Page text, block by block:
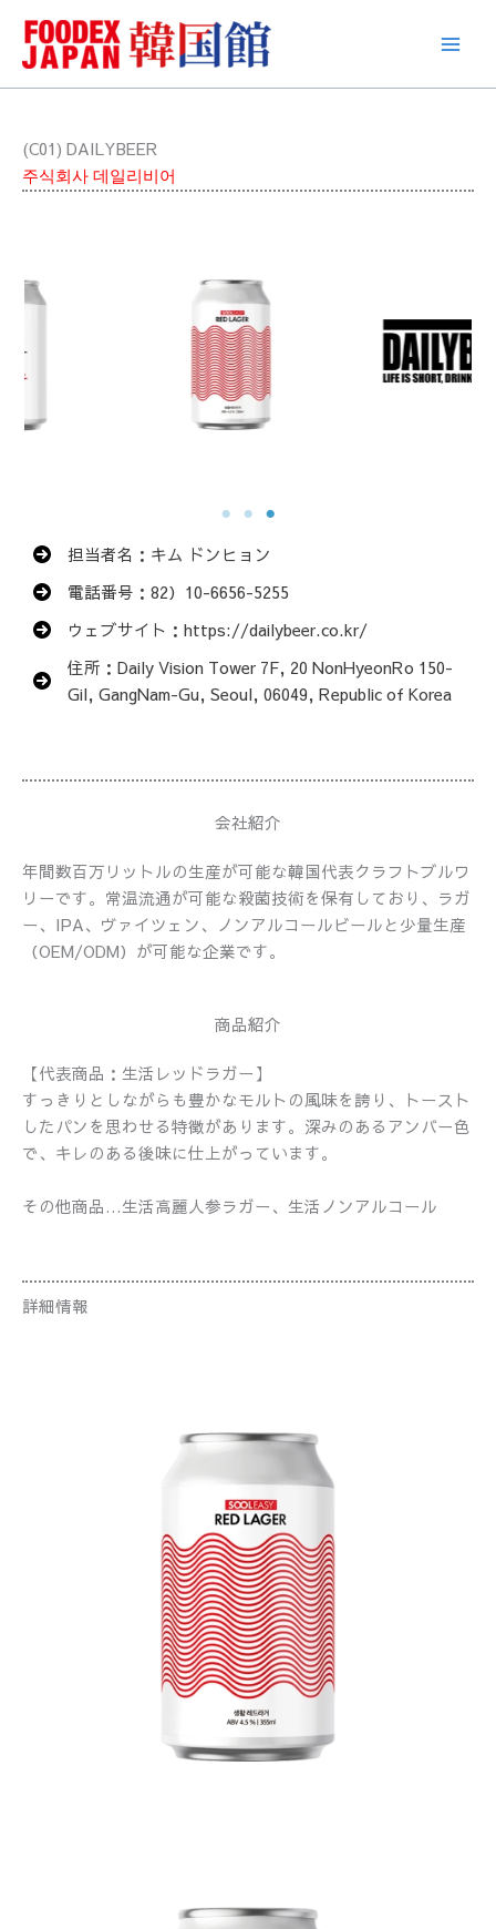
로
(C01) DAILYBEER
주식회사 데일리비어
担当者名：キム ドンヒョン
電話番号：82）10-6656-5255
ウェブサイト：https://dailybeer.co.kr/
住所：Daily Vision Tower 7F, 20 NonHyeonRo 150-
Gil, GangNam-Gu, Seoul, 06049, Republic of Korea
会社紹介
年間数百万リットルの生産が可能な韓国代表クラフトブルワ
リーです。常温流通が可能な殺菌技術を保有しており、ラガ
ー、IPA、ヴァイツェン、ノンアルコールビールと少量生産
（OEM/ODM）が可能な企業です。
商品紹介
【代表商品：生活レッドラガー】
すっきりとしながらも豊かなモルトの風味を誇り、トースト
したパンを思わせる特徴があります。深みのあるアンバー色
で、キレのある後味に仕上がっています。
その他商品…生活高麗人参ラガー、生活ノンアルコール
詳細情報